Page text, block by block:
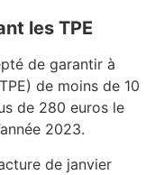
les TPE
de garantir à
de moins de 10
de 280 euros le
2023.
de janvier